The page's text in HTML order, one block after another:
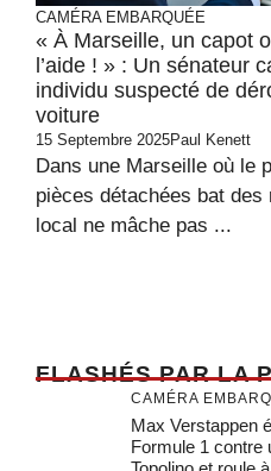
CAMÉRA EMBARQUÉE
« À Marseille, un capot
l’aide ! » : Un sénateur
individu suspecté de
voiture
15 Septembre 2025Paul Kenett
Dans une Marseille où le
pièces détachées bat
local ne mâche pas ...
FLASHÉS PAR LA
CAMÉRA
Max Verstappen
Formule 1 contre